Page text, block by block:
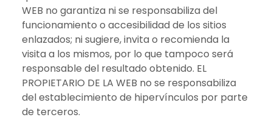
WEB no garantiza ni se responsabiliza del
funcionamiento o accesibilidad de los sitios
enlazados; ni sugiere, invita o recomienda la
visita a los mismos, por lo que tampoco será
responsable del resultado obtenido. EL
PROPIETARIO DE LA WEB no se responsabiliza
del establecimiento de hipervínculos por parte
de terceros.